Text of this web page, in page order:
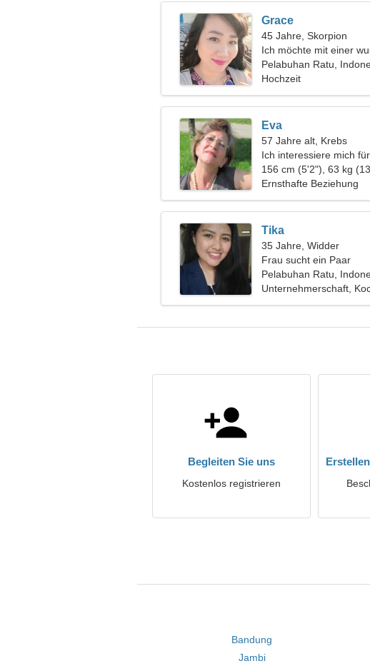
Grace
45 Jahre, Skorpion
Ich möchte mit einer
ausgehen
Pelabuhan Ratu,
Hochzeit
Eva
57 Jahre alt, Krebs
Ich interessiere mich
Schach
156 cm (5'2"), 63 kg
Ernsthafte Beziehung
Tika
35 Jahre, Widder
Frau sucht ein Paar
Pelabuhan Ratu,
Unternehmerschaft,
Begleiten Sie uns
Kostenlos registrieren
Bandung
Jambi